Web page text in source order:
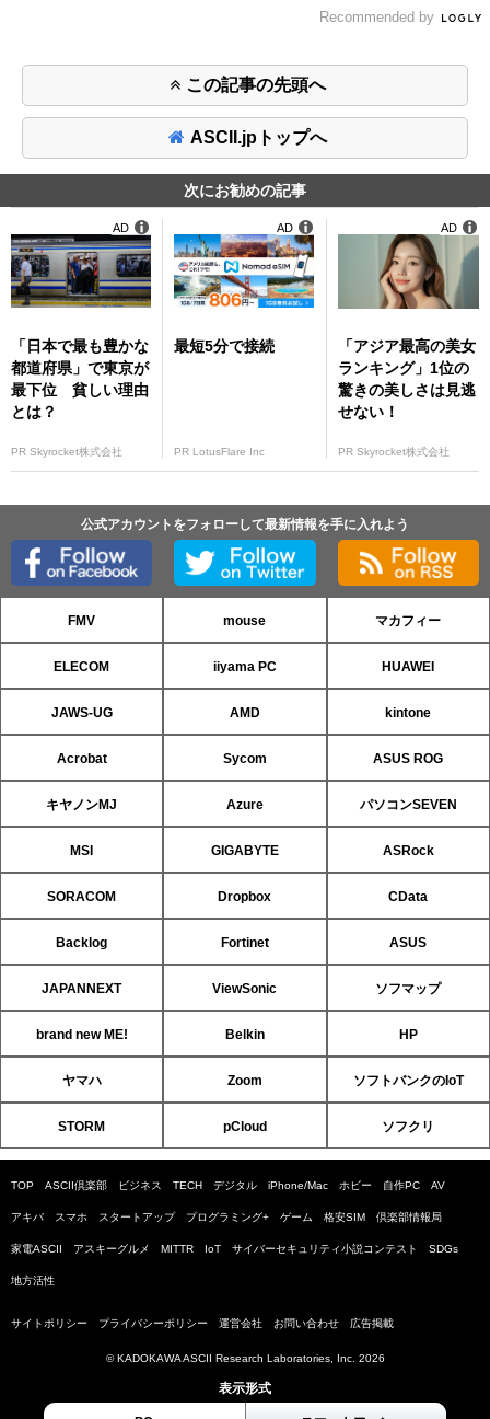
Recommended by
この記事の先頭へ
ASCII.jpトップへ
次にお勧めの記事
「日本で最も豊かな
都道府県」で東京が
最下位 貧しい理由
とは？
PR Skyrocket株式会社
AD
最短5分で接続
PR LotusFlare Inc
AD
「アジア最高の美女
ランキング」1位の
驚きの美しさは見逃
せない！
PR Skyrocket株式会社
AD
公式アカウントをフォローして最新情報を手に入れよう
FMV mouse マカフィー
ELECOM iiyama PC HUAWEI
JAWS-UG AMD kintone
Acrobat Sycom ASUS ROG
キヤノンMJ Azure パソコンSEVEN
MSI GIGABYTE ASRock
SORACOM Dropbox CData
Backlog Fortinet ASUS
JAPANNEXT ViewSonic ソフマップ
brand new ME! Belkin HP
ヤマハ Zoom ソフトバンクのIoT
STORM pCloud ソフクリ
TOP ASCII倶楽部 ビジネス TECH デジタル iPhone/Mac ホビー 自作PC AV
アキバ スマホ スタートアップ プログラミング+ ゲーム 格安SIM 倶楽部情報局
家電ASCII アスキーグルメ MITTR IoT サイバーセキュリティ小説コンテスト SDGs
地方活性
サイトポリシー プライバシーポリシー 運営会社 お問い合わせ 広告掲載
© KADOKAWA ASCII Research Laboratories, Inc. 2026
表示形式